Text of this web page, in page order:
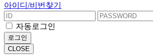
아이디/비번찾기
자동로그인
로그인
CLOSE